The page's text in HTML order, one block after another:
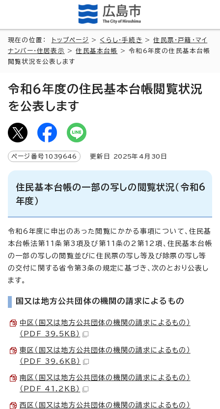
現在の位置： トップページ > くらし・手続き >住民票・戸籍・マイ
ナンバー・住居表示
>住民基本台帳
> 令和6年度の住民基本台帳
閲覧状況を公表します
令和6年度の住民基本台帳閲覧状況
を公表します
ページ番号 1039646 更新日 2025年4月 30 日
住民基本台帳の一部の写しの閲覧状況（令和6
年度）
令和6年度に申出のあった閲覧にかかる事項について、住民基
本台帳法第11条第3項及び第11条の2第12項、住民基本台帳
の一部の写しの閲覧並びに住民票の写し等及び除票の写し等
の交付に関する省令第3条の規定に基づき、次のとおり公表し
ます。
国又は地方公共団体の機関の請求によるもの
中区（国又は地方公共団体の機関の請求によるもの）
（PDF 39.5KB）
東区（国又は地方公共団体の機関の請求によるもの）
（PDF 39.6KB）
南区（国又は地方公共団体の機関の請求によるもの）
（PDF 41.2KB）
西区（国又は地方公共団体の機関の請求によるもの）